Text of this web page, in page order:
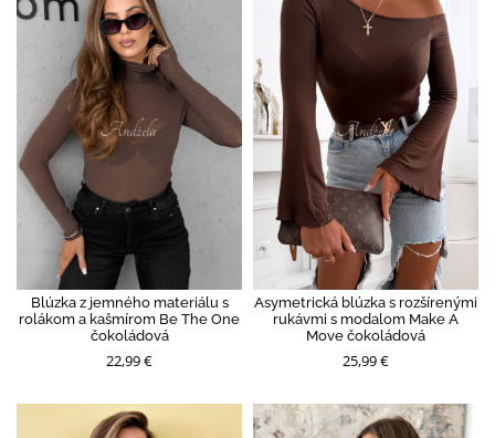
Blúzka z jemného materiálu s
rolákom a kašmírom Be The One
čokoládová
22,99 €
Asymetrická blúzka s rozšírenými
rukávmi s modalom Make A
Move čokoládová
25,99 €